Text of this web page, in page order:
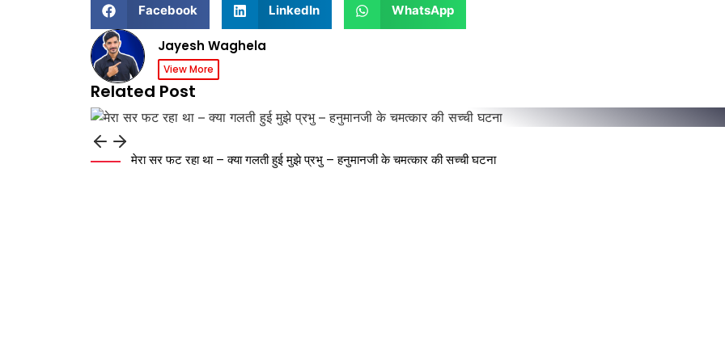
Facebook LinkedIn WhatsApp
Jayesh Waghela
View More
Related Post
मेरा सर फट रहा था – क्या गलती हुई मुझे प्रभु – हनुमानजी के चमत्कार की सच्ची घटना